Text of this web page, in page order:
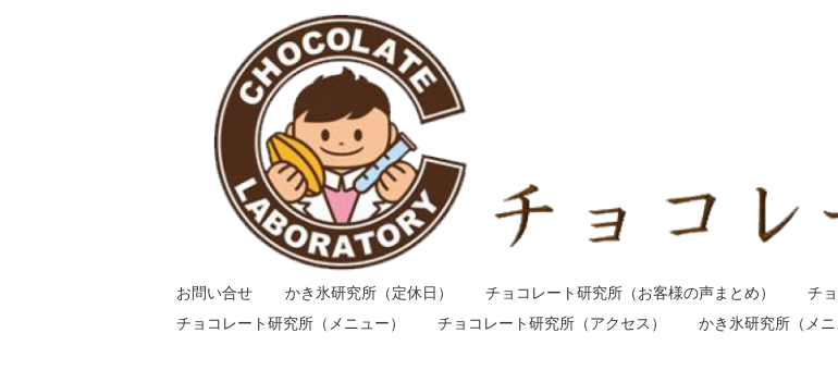
お問い合せ かき氷研究所（定休日） チョコレート研究所（お客様の声まとめ）
チ
チョコレート研究所（メニュー）
チョコレート研究所（アクセス） かき氷研究所（メニ